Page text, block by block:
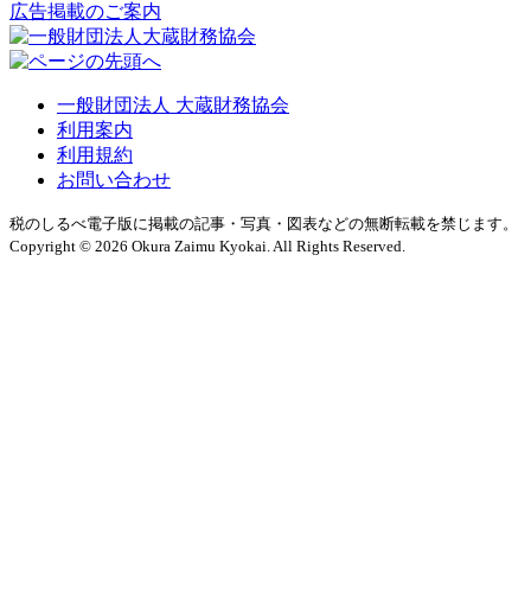
広告掲載のご案内
一般財団法人 大蔵財務協会
利用案内
利用規約
お問い合わせ
税のしるべ電子版に掲載の記事・写真・図表などの無断転載を禁じます。
Copyright © 2026 Okura Zaimu Kyokai. All Rights Reserved.